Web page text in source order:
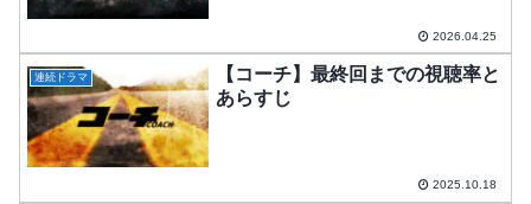
2026.04.25
連続ドラマ
【コーチ】最終回までの視聴率と
あらすじ
2025.10.18